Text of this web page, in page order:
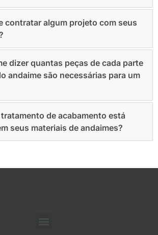
contratar algum projeto com seus
dizer quantas peças de cada parte
andaime são necessárias para um
de acabamento está
seus materiais de andaimes?